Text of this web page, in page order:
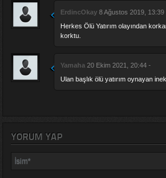
ErdincOkay 8 Ağustos 2019, 13:39
Herkes Ölü Yatırım olayından
korktu.
Yamaha 20 Ekim 2021, 20:44 -
Ulan başlık ölü yatırım oynayan
YORUM YAP